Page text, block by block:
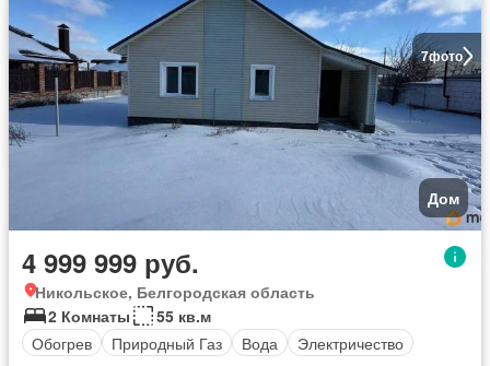
7фото
Дом
4 999 999 руб.
Никольское, Белгородская область
2 Комнаты
55 кв.м
Обогрев
Природный Газ Вода Электричество